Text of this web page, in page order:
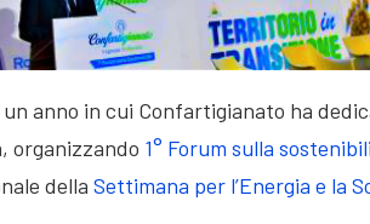
anno in cui Confartigianato ha
organizzando 1° Forum sulla
della Settimana per l’Energia e la